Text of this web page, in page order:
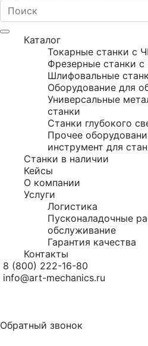
Каталог
Токарные станки с
Фрезерные станки
Шлифовальные
Оборудование для
Универсальные
станки
Станки глубокого
Прочее
инструмент для
Станки в наличии
Кейсы
О компании
Услуги
Логистика
Пусконаладочные
обслуживание
Гарантия качества
Контакты
8 (800) 222-16-80
info@art-mechanics.ru
Обратный звонок